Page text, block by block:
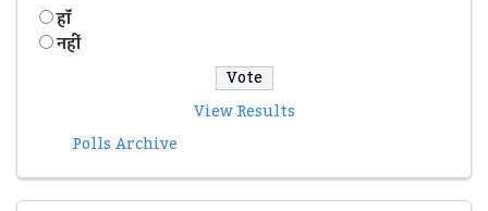
हॉं
नहीं
View Results
Polls Archive